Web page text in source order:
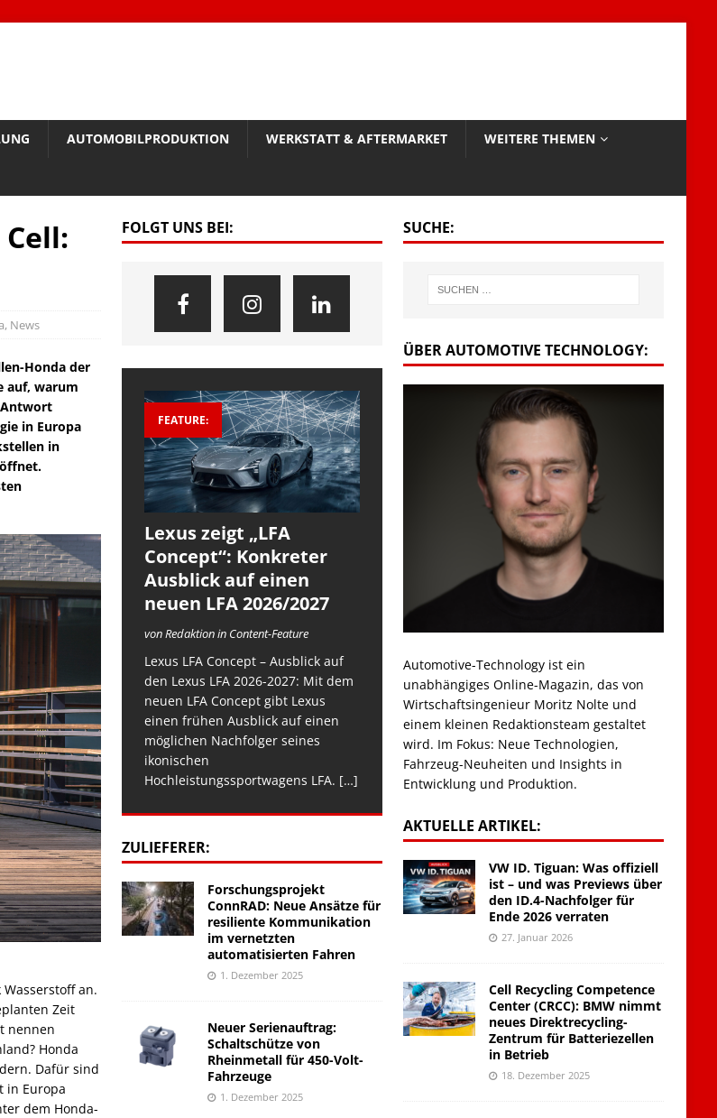
AUTOMOBILPRODUKTION WERKSTATT & AFTERMARKET WEITERE THEMEN
, News
Honda der
auf, warum
Antwort
in Europa
in
an.
Zeit
nennen
Honda
Dafür sind
in Europa
dem Honda-
FOLGT UNS BEI:
FEATURE:
Lexus zeigt „LFA
Concept“: Konkreter
Ausblick auf einen
neuen LFA 2026/2027
von Redaktion in Content-Feature
Lexus LFA Concept – Ausblick auf
den Lexus LFA 2026-2027: Mit dem
neuen LFA Concept gibt Lexus
einen frühen Ausblick auf einen
möglichen Nachfolger seines
ikonischen
Hochleistungssportwagens LFA. […]
ZULIEFERER:
Forschungsprojekt
ConnRAD: Neue Ansätze für
resiliente Kommunikation
im vernetzten
automatisierten Fahren
1. Dezember 2025
Neuer Serienauftrag:
Schaltschütze von
Rheinmetall für 450-Volt-
Fahrzeuge
1. Dezember 2025
SUCHE:
ÜBER AUTOMOTIVE TECHNOLOGY:
Automotive-Technology ist ein
unabhängiges Online-Magazin, das von
Wirtschaftsingenieur Moritz Nolte und
einem kleinen Redaktionsteam gestaltet
wird. Im Fokus: Neue Technologien,
Fahrzeug-Neuheiten und Insights in
Entwicklung und Produktion.
AKTUELLE ARTIKEL:
VW ID. Tiguan: Was offiziell
ist – und was Previews über
den ID.4-Nachfolger für
Ende 2026 verraten
27. Januar 2026
Cell Recycling Competence
Center (CRCC): BMW nimmt
neues Direktrecycling-
Zentrum für Batteriezellen
in Betrieb
18. Dezember 2025